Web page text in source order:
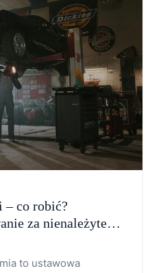
– co robić?
za nienależyte
to ustawowa